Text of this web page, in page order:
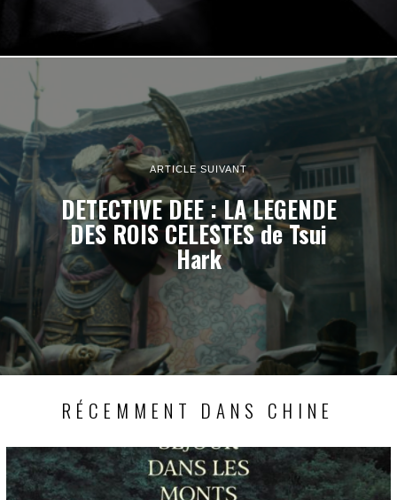
ARTICLE SUIVANT
DETECTIVE DEE : LA LEGENDE
DES ROIS CELESTES de Tsui
Hark
RÉCEMMENT DANS CHINE